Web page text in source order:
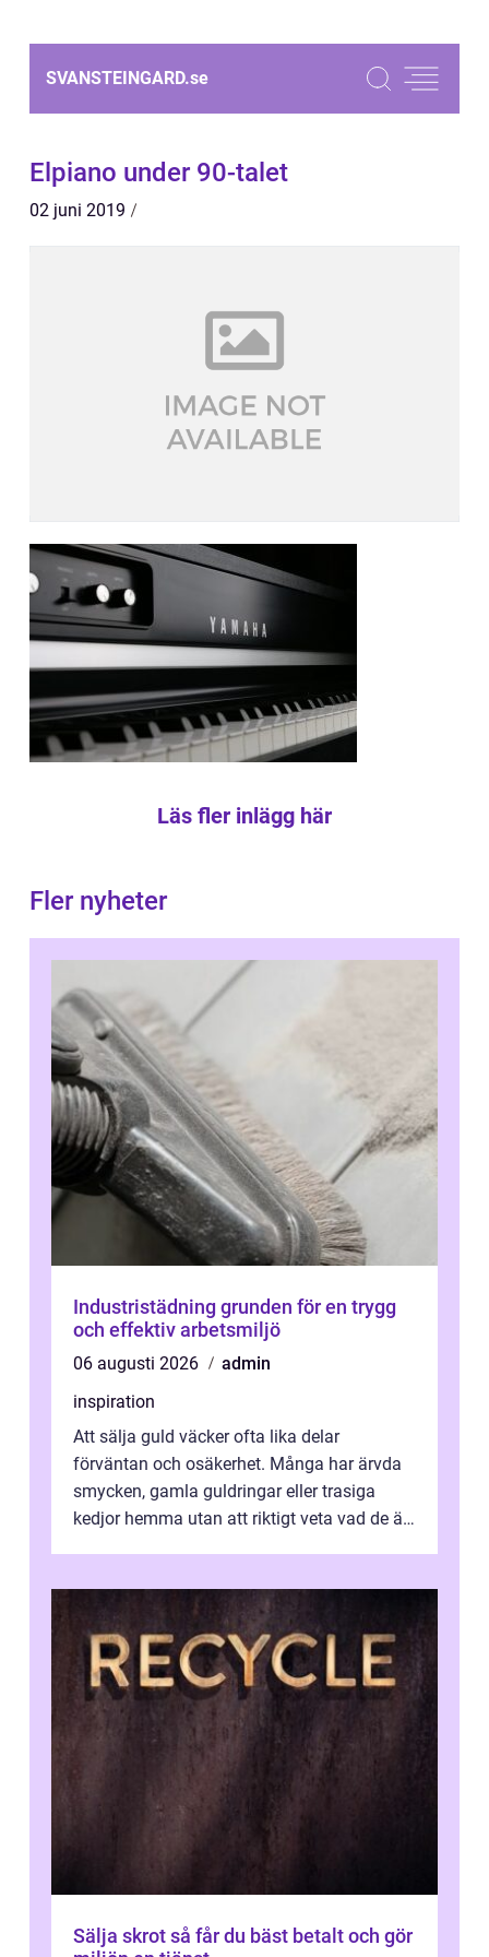
SVANSTEINGARD.se
Elpiano under 90-talet
02 juni 2019
Läs fler inlägg här
Fler nyheter
Industristädning grunden för en trygg
och effektiv arbetsmiljö
06 augusti 2026
admin
inspiration
Att sälja guld väcker ofta lika delar
förväntan och osäkerhet. Många har ärvda
smycken, gamla guldringar eller trasiga
kedjor hemma utan att riktigt veta vad de är
Sälja skrot så får du bäst betalt och gör